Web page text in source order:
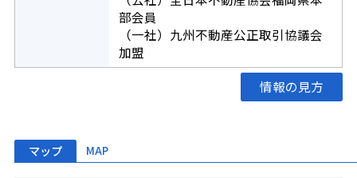
部会員
（一社）九州不動産公正取引協議会
加盟
情報の見方
マップ MAP